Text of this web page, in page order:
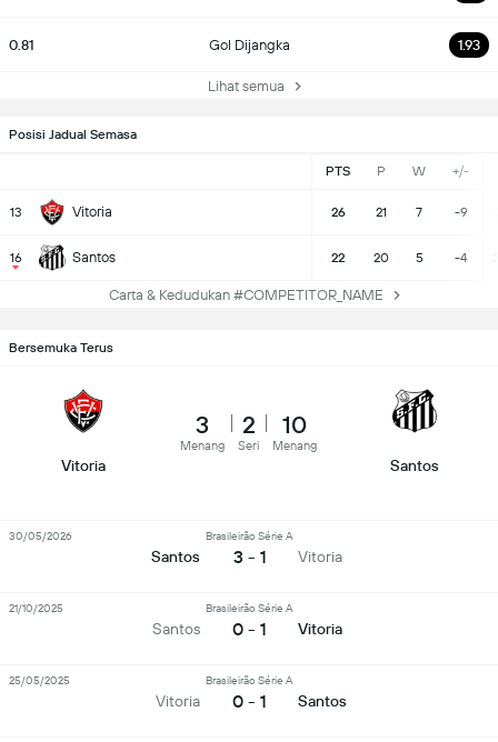
0.81 Gol Dijangka 1.93
Lihat semua
Posisi Jadual Semasa
PTS P W +/-
13 Vitoria 26 21 7 -9
16 Santos 22 20 5 -4
Carta & Kedudukan #COMPETITOR_NAME
Bersemuka Terus
Vitoria
3
Menang
2
Seri
10
Menang
Santos
Santos
Brasileirão Série A
3 - 1 Vitoria
30/05/2026
Santos
Brasileirão Série A
0 - 1 Vitoria
21/10/2025
Vitoria
Brasileirão Série A
0 - 1 Santos
25/05/2025